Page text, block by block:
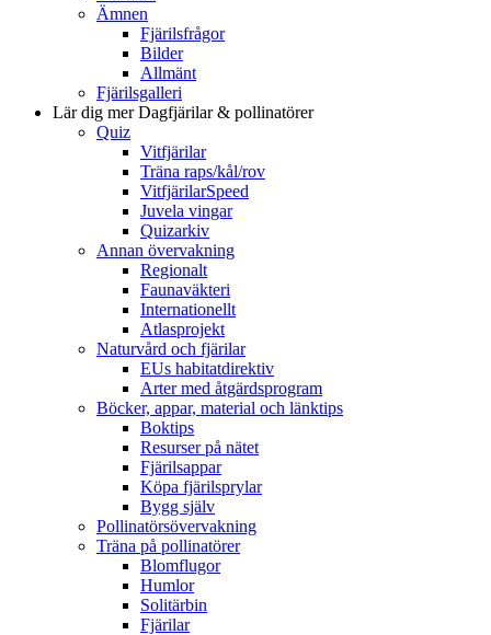
Ämnen
Fjärilsfrågor
Bilder
Allmänt
Fjärilsgalleri
Lär dig merDagfjärilar & pollinatörer
Quiz
Vitfjärilar
Träna raps/kål/rov
VitfjärilarSpeed
Juvela vingar
Quizarkiv
Annan övervakning
Regionalt
Faunaväkteri
Internationellt
Atlasprojekt
Naturvård och fjärilar
EUs habitatdirektiv
Arter med åtgärdsprogram
Böcker, appar, material och länktips
Boktips
Resurser på nätet
Fjärilsappar
Köpa fjärilsprylar
Bygg själv
Pollinatörsövervakning
Träna på pollinatörer
Blomflugor
Humlor
Solitärbin
Fjärilar